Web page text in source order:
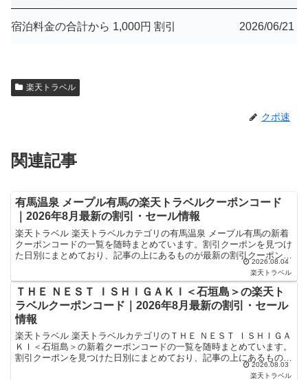
宿泊料金の合計から 1,000円 割引 2026/06/21
楽天トラベル
クポ速
関連記事
有馬温泉 メープル有馬の楽天トラベルクーポンコード
｜2026年8月最新の割引・セール情報
楽天トラベル 楽天トラベルカテゴリの有馬温泉 メープル有馬の新着
クーポンコードの一覧を随時まとめています。割引クーポンを見つけ
た日別にまとめており、記事の上にあるものが最新の割引クーポンに
なります。ホテル・旅館宿泊の予約などで使えるクーポン...2026.08.04
楽天トラベル
ＴＨＥ ＮＥＳＴ ＩＳＨＩＧＡＫＩ＜石垣島＞の楽天ト
ラベルクーポンコード｜2026年8月最新の割引・セール
情報
楽天トラベル 楽天トラベルカテゴリのＴＨＥ ＮＥＳＴ ＩＳＨＩＧＡ
ＫＩ＜石垣島＞の新着クーポンコードの一覧を随時まとめています。
割引クーポンを見つけた日別にまとめており、記事の上にあるものが
最新の割引クーポンになります。ホテル・旅館宿泊の予...
2026.08.03
楽天トラベル